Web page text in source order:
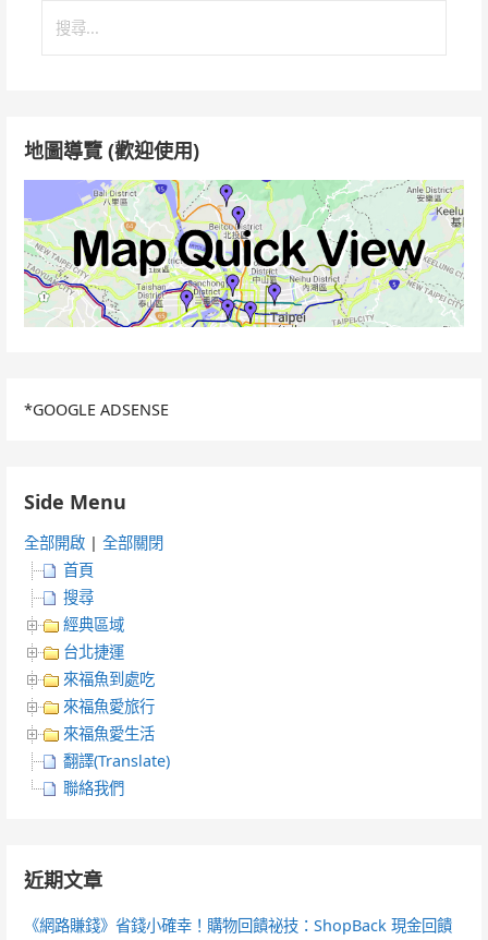
地圖導覽 (歡迎使用)
*GOOGLE ADSENSE
Side Menu
全部開啟 |全部關閉
首頁
搜尋
經典區域
台北捷運
來福魚到處吃
來福魚愛旅行
來福魚愛生活
翻譯(Translate)
聯絡我們
近期文章
《網路賺錢》省錢小確幸！購物回饋祕技：ShopBack 現金回饋